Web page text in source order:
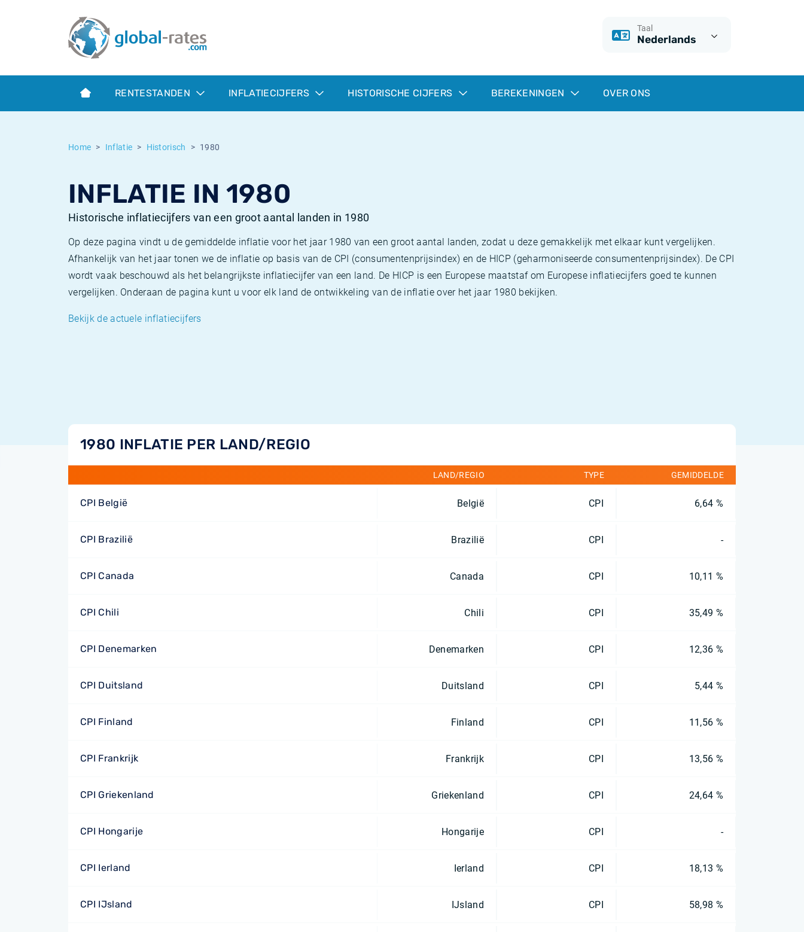
Taal
Nederlands
RENTESTANDEN INFLATIECIJFERS HISTORISCHE CIJFERS BEREKENINGEN OVER ONS
Home Inflatie Historisch 1980
INFLATIE IN 1980
Historische inflatiecijfers van een groot aantal landen in 1980
Op deze pagina vindt u de gemiddelde inflatie voor het jaar 1980 van een groot aantal landen, zodat u deze gemakkelijk met elkaar kunt vergelijken.
Afhankelijk van het jaar tonen we de inflatie op basis van de CPI (consumentenprijsindex) en de HICP (geharmoniseerde consumentenprijsindex). De CPI
wordt vaak beschouwd als het belangrijkste inflatiecijfer van een land. De HICP is een Europese maatstaf om Europese inflatiecijfers goed te kunnen
vergelijken. Onderaan de pagina kunt u voor elk land de ontwikkeling van de inflatie over het jaar 1980 bekijken.
Bekijk de actuele inflatiecijfers
1980 INFLATIE PER LAND/REGIO
LAND/REGIO TYPE GEMIDDELDE
CPI België België CPI 6,64 %
CPI Brazilië Brazilië CPI -
CPI Canada Canada CPI 10,11 %
CPI Chili Chili CPI 35,49 %
CPI Denemarken Denemarken CPI 12,36 %
CPI Duitsland Duitsland CPI 5,44 %
CPI Finland Finland CPI 11,56 %
CPI Frankrijk Frankrijk CPI 13,56 %
CPI Griekenland Griekenland CPI 24,64 %
CPI Hongarije Hongarije CPI -
CPI Ierland Ierland CPI 18,13 %
CPI IJsland IJsland CPI 58,98 %
Term SOFR
Wat is CPI inflatie?
Wat is HICP inflatie?
Europese inflatie - HICP
Euribor historie
ESTER historie
Historische inflatie
Inflatiecalculator